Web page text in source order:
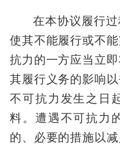
在本协议履行
使其不能履行或不
抗力的一方应当立
其履行义务的影响
不可抗力发生之日
料。遭遇不可抗力
的、必要的措施以